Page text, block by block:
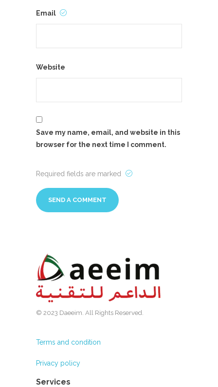
Email
Website
Save my name, email, and website in this
browser for the next time I comment.
Required fields are marked
© 2023 Daeeim. All Rights Reserved.
Terms and condition
Privacy policy
Services